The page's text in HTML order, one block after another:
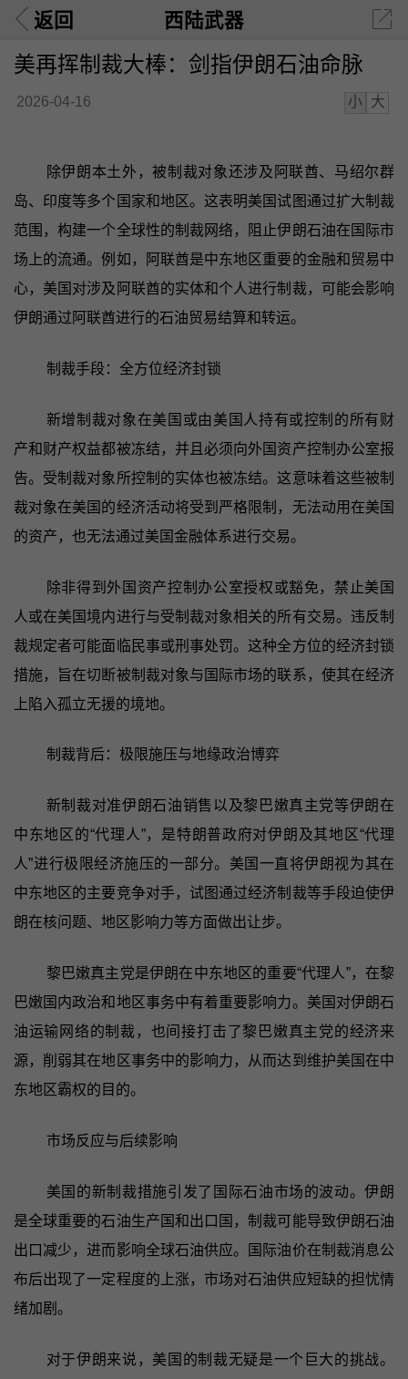
返回 西陆武器
美再挥制裁大棒：剑指伊朗石油命脉
2026-04-16 小 大
除伊朗本土外，被制裁对象还涉及阿联酋、马绍尔群
岛、印度等多个国家和地区。这表明美国试图通过扩大制裁
范围，构建一个全球性的制裁网络，阻止伊朗石油在国际市
场上的流通。例如，阿联酋是中东地区重要的金融和贸易中
心，美国对涉及阿联酋的实体和个人进行制裁，可能会影响
伊朗通过阿联酋进行的石油贸易结算和转运。
制裁手段：全方位经济封锁
新增制裁对象在美国或由美国人持有或控制的所有财
产和财产权益都被冻结，并且必须向外国资产控制办公室报
告。受制裁对象所控制的实体也被冻结。这意味着这些被制
裁对象在美国的经济活动将受到严格限制，无法动用在美国
的资产，也无法通过美国金融体系进行交易。
除非得到外国资产控制办公室授权或豁免，禁止美国
人或在美国境内进行与受制裁对象相关的所有交易。违反制
裁规定者可能面临民事或刑事处罚。这种全方位的经济封锁
措施，旨在切断被制裁对象与国际市场的联系，使其在经济
上陷入孤立无援的境地。
制裁背后：极限施压与地缘政治博弈
新制裁对准伊朗石油销售以及黎巴嫩真主党等伊朗在
中东地区的“代理人”，是特朗普政府对伊朗及其地区“代理
人”进行极限经济施压的一部分。美国一直将伊朗视为其在
中东地区的主要竞争对手，试图通过经济制裁等手段迫使伊
朗在核问题、地区影响力等方面做出让步。
黎巴嫩真主党是伊朗在中东地区的重要“代理人”，在黎
巴嫩国内政治和地区事务中有着重要影响力。美国对伊朗石
油运输网络的制裁，也间接打击了黎巴嫩真主党的经济来
源，削弱其在地区事务中的影响力，从而达到维护美国在中
东地区霸权的目的。
市场反应与后续影响
美国的新制裁措施引发了国际石油市场的波动。伊朗
是全球重要的石油生产国和出口国，制裁可能导致伊朗石油
出口减少，进而影响全球石油供应。国际油价在制裁消息公
布后出现了一定程度的上涨，市场对石油供应短缺的担忧情
绪加剧。
对于伊朗来说，美国的制裁无疑是一个巨大的挑战。